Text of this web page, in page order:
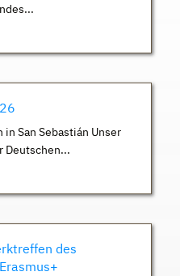
San Sebastián Unser
Deutschen...
des